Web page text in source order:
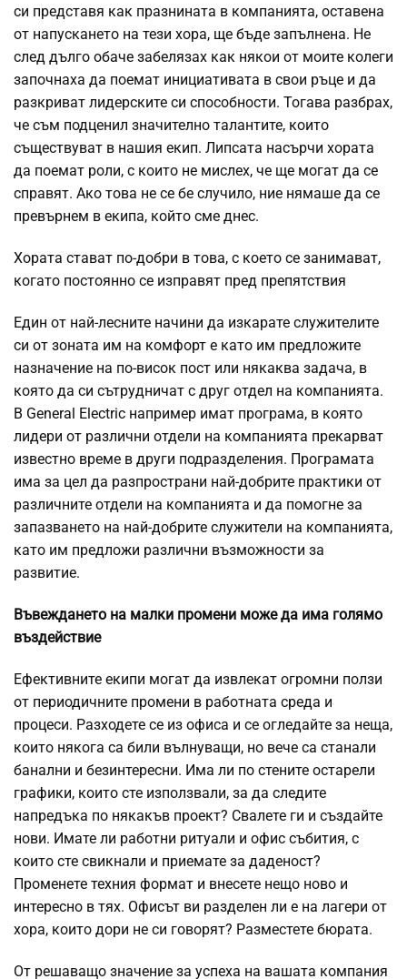
си представя как празнината в компанията, оставена
от напускането на тези хора, ще бъде запълнена. Не
след дълго обаче забелязах как някои от моите колеги
започнаха да поемат инициативата в свои ръце и да
разкриват лидерските си способности. Тогава разбрах,
че съм подценил значително талантите, които
съществуват в нашия екип. Липсата насърчи хората
да поемат роли, с които не мислех, че ще могат да се
справят. Ако това не се бе случило, ние нямаше да се
превърнем в екипа, който сме днес.
Хората стават по-добри в това, с което се занимават,
когато постоянно се изправят пред препятствия
Един от най-лесните начини да изкарате служителите
си от зоната им на комфорт е като им предложите
назначение на по-висок пост или някаква задача, в
която да си сътрудничат с друг отдел на компанията.
В General Electric например имат програма, в която
лидери от различни отдели на компанията прекарват
известно време в други подразделения. Програмата
има за цел да разпространи най-добрите практики от
различните отдели на компанията и да помогне за
запазването на най-добрите служители на компанията,
като им предложи различни възможности за
развитие.
Въвеждането на малки промени може да има голямо
въздействие
Ефективните екипи могат да извлекат огромни ползи
от периодичните промени в работната среда и
процеси. Разходете се из офиса и се огледайте за неща,
които някога са били вълнуващи, но вече са станали
банални и безинтересни. Има ли по стените остарели
графики, които сте използвали, за да следите
напредъка по някакъв проект? Свалете ги и създайте
нови. Имате ли работни ритуали и офис събития, с
които сте свикнали и приемате за даденост?
Променете техния формат и внесете нещо ново и
интересно в тях. Офисът ви разделен ли е на лагери от
хора, които дори не си говорят? Разместете бюрата.
От решаващо значение за успеха на вашата компания